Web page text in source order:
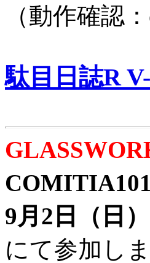
（動作確認
駄目日誌R
9月2日（日
にて参加しま